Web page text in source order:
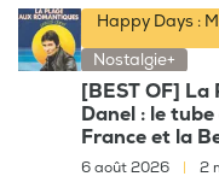
Happy Days :
Nostalgie+
[BEST OF]
Danel : le
France et la
6 août 2026 2